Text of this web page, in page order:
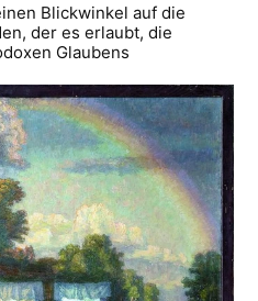
Blickwinkel auf die
der es erlaubt, die
Glaubens